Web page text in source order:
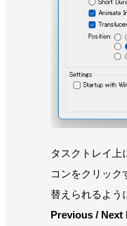
タスクトレイ上
コンをクリック
替えられるよう
Previous / Next